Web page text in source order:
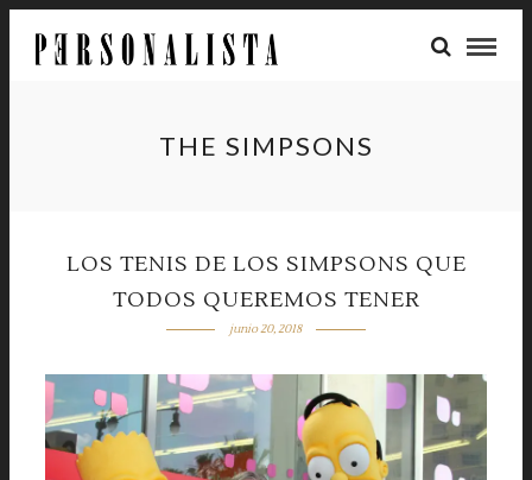
THE SIMPSONS
LOS TENIS DE LOS SIMPSONS QUE
TODOS QUEREMOS TENER
junio 20, 2018